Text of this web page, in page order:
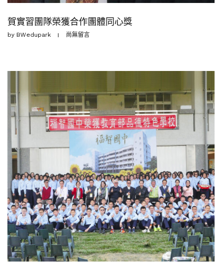
賀實習團隊榮獲合作團體同心獎
by BWedupark 尚無留言